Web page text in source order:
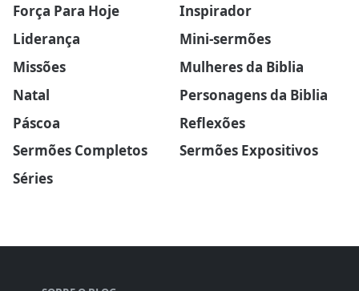
Força Para Hoje
Inspirador
Liderança
Mini-sermões
Missões
Mulheres da Biblia
Natal
Personagens da Biblia
Páscoa
Reflexões
Sermões Completos
Sermões Expositivos
Séries